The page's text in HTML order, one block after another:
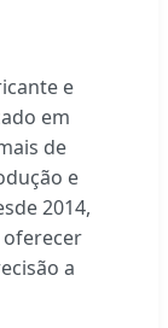
e
em
de
e
2014,
a